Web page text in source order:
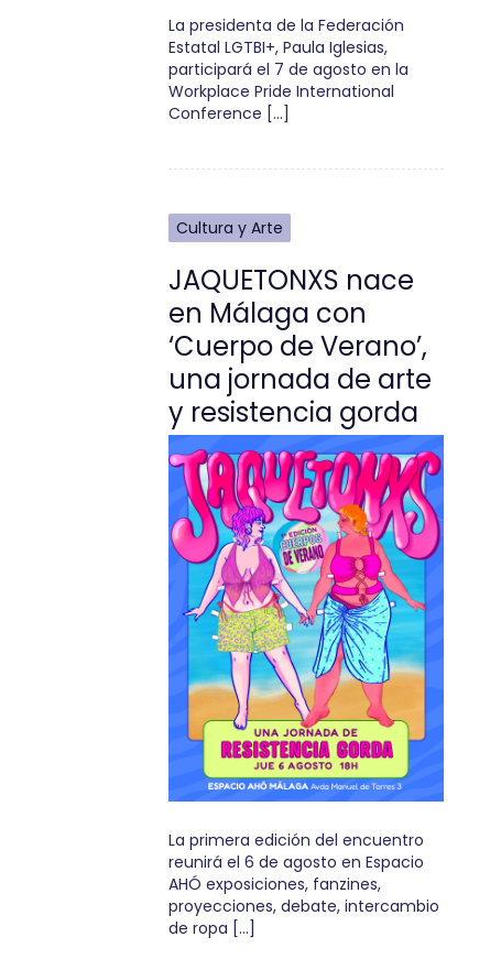
La presidenta de la Federación
Estatal LGTBI+, Paula Iglesias,
participará el 7 de agosto en la
Workplace Pride International
Conference […]
Cultura y Arte
JAQUETONXS nace
en Málaga con
‘Cuerpo de Verano’,
una jornada de arte
y resistencia gorda
La primera edición del encuentro
reunirá el 6 de agosto en Espacio
AHÓ exposiciones, fanzines,
proyecciones, debate, intercambio
de ropa […]